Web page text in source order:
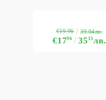
€1796 3513лв.
€19.96 39.04лв.